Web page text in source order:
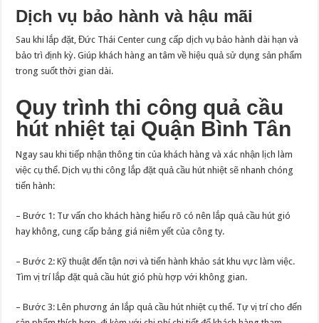
Dịch vụ bảo hành và hậu mãi
Sau khi lắp đặt, Đức Thái Center cung cấp dịch vụ bảo hành dài hạn và
bảo trì định kỳ. Giúp khách hàng an tâm về hiệu quả sử dụng sản phẩm
trong suốt thời gian dài.
Quy trình thi công quả cầu
hút nhiệt tại Quận Bình Tân
Ngay sau khi tiếp nhận thông tin của khách hàng và xác nhận lịch làm
việc cụ thể. Dịch vụ thi công lắp đặt quả cầu hút nhiệt sẽ nhanh chóng
tiến hành:
– Bước 1: Tư vấn cho khách hàng hiểu rõ có nên lắp quả cầu hút gió
hay không, cung cấp bảng giá niêm yết của công ty.
– Bước 2: Kỹ thuật đến tận nơi và tiến hành khảo sát khu vực làm việc.
Tìm vị trí lắp đặt quả cầu hút gió phù hợp với không gian.
– Bước 3: Lên phương án lắp quả cầu hút nhiệt cụ thể. Tự vị trí cho đến